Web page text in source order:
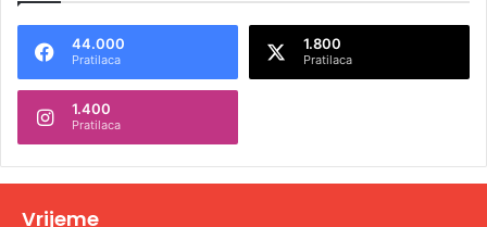
n
t
v
44.000
Pratilaca
1.800
Pratilaca
1.400
Pratilaca
Vrijeme